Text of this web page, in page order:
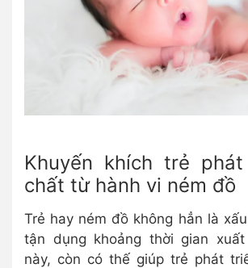
Khuyến khích trẻ
chất từ hành vi ném đồ
Trẻ hay ném đồ không hẳn là
tận dụng khoảng thời gian
này, còn có thế giúp trẻ phát